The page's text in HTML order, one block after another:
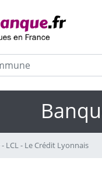
LCL - Le Crédit Lyonnais